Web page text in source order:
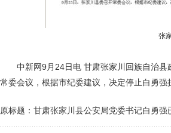
张
中新网9月24日电 甘肃张家川回族自治县
常委会议，根据市纪委建议，决定停止白勇
原标题：甘肃张家川县公安局党委书记白勇强